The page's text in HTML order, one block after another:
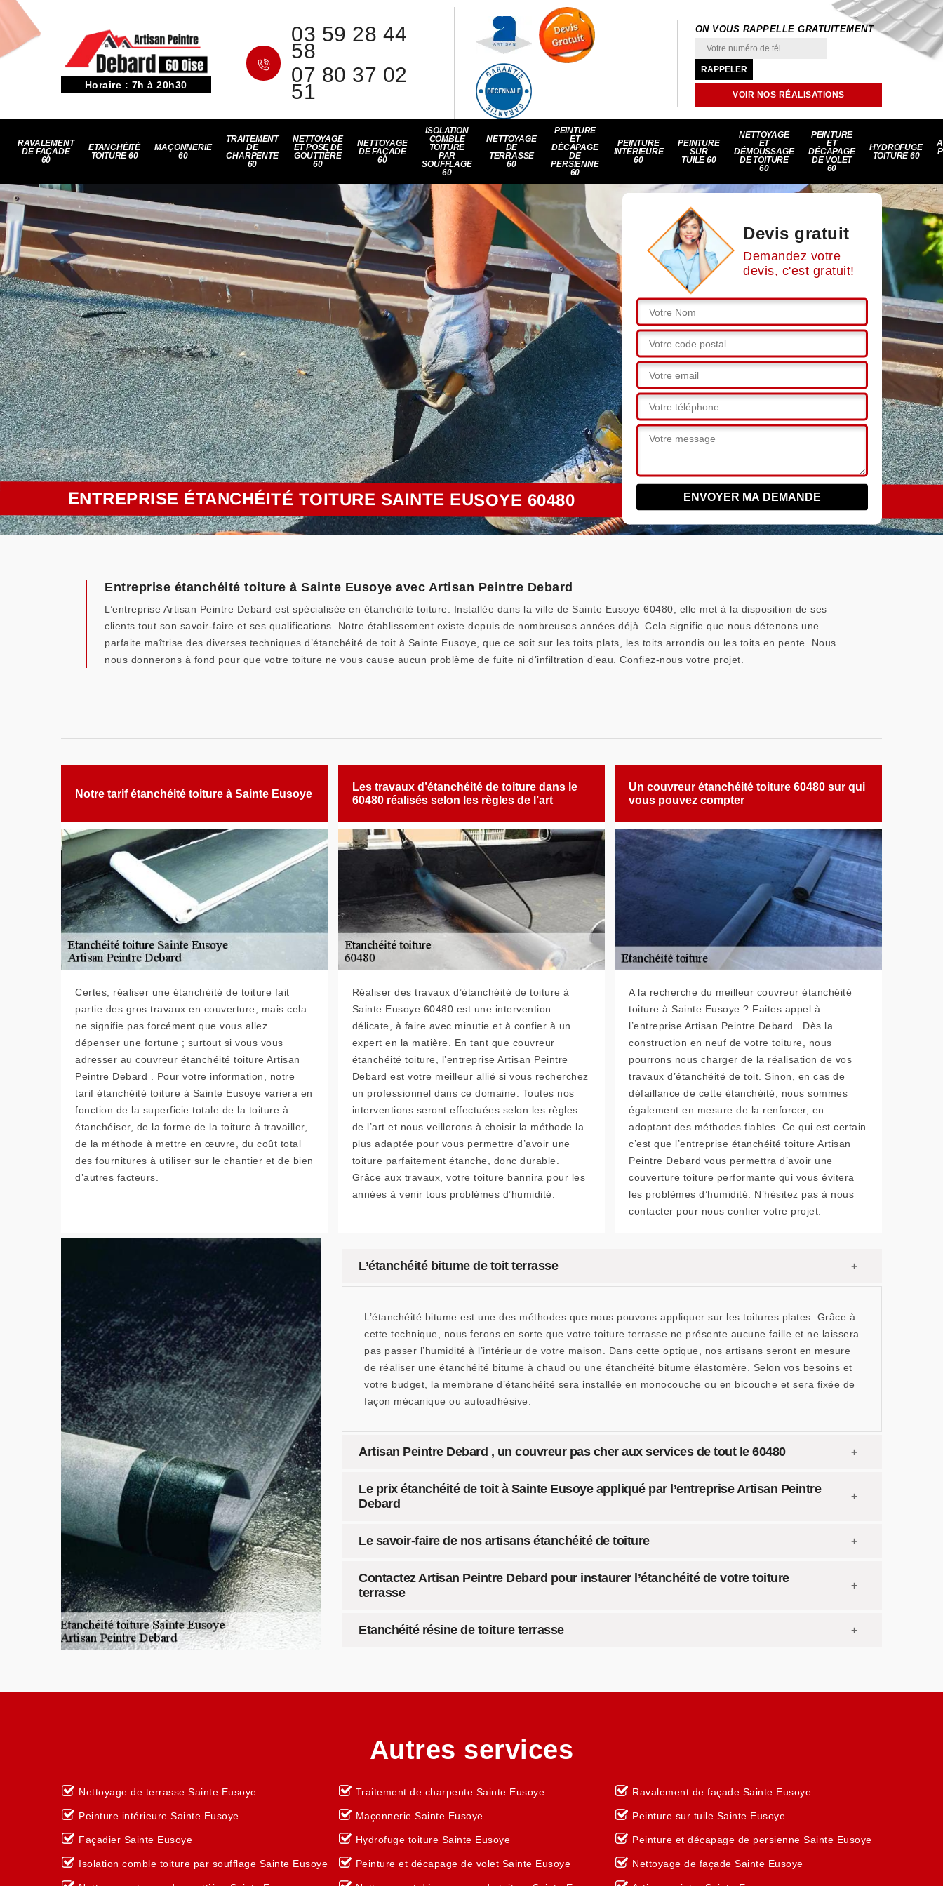
Horaire : 7h à 20h30
03 59 28 44
58
07 80 37 02
51
ON VOUS RAPPELLE GRATUITEMENT
VOIR NOS RÉALISATIONS
RAVALEMENT
DE FAÇADE
60
ETANCHÉITÉ
TOITURE 60
MAÇONNERIE
60
TRAITEMENT
DE
CHARPENTE
60
NETTOYAGE
ET POSE DE
GOUTTIÈRE
60
NETTOYAGE
DE FAÇADE
60
ISOLATION
COMBLE
TOITURE
PAR
SOUFFLAGE
60
NETTOYAGE
DE
TERRASSE
60
PEINTURE
ET
DÉCAPAGE
DE
PERSIENNE
60
PEINTURE
INTÉRIEURE
60
PEINTURE
SUR
TUILE 60
NETTOYAGE
ET
DÉMOUSSAGE
DE TOITURE
60
PEINTURE
ET
DÉCAPAGE
DE VOLET
60
HYDROFUGE
TOITURE 60
Devis gratuit
Demandez votre
devis, c'est gratuit!
ENTREPRISE ÉTANCHÉITÉ TOITURE SAINTE EUSOYE 60480
Entreprise étanchéité toiture à Sainte Eusoye avec Artisan Peintre Debard
L’entreprise Artisan Peintre Debard est spécialisée en étanchéité toiture. Installée dans la ville de Sainte Eusoye 60480, elle met à la disposition de ses
clients tout son savoir-faire et ses qualifications. Notre établissement existe depuis de nombreuses années déjà. Cela signifie que nous détenons une
parfaite maîtrise des diverses techniques d’étanchéité de toit à Sainte Eusoye, que ce soit sur les toits plats, les toits arrondis ou les toits en pente. Nous
nous donnerons à fond pour que votre toiture ne vous cause aucun problème de fuite ni d’infiltration d’eau. Confiez-nous votre projet.
Notre tarif étanchéité toiture à Sainte Eusoye
Certes, réaliser une étanchéité de toiture fait
partie des gros travaux en couverture, mais cela
ne signifie pas forcément que vous allez
dépenser une fortune ; surtout si vous vous
adresser au couvreur étanchéité toiture Artisan
Peintre Debard . Pour votre information, notre
tarif étanchéité toiture à Sainte Eusoye variera en
fonction de la superficie totale de la toiture à
étanchéiser, de la forme de la toiture à travailler,
de la méthode à mettre en œuvre, du coût total
des fournitures à utiliser sur le chantier et de bien
d’autres facteurs.
Les travaux d’étanchéité de toiture dans le
60480 réalisés selon les règles de l’art
Réaliser des travaux d’étanchéité de toiture à
Sainte Eusoye 60480 est une intervention
délicate, à faire avec minutie et à confier à un
expert en la matière. En tant que couvreur
étanchéité toiture, l’entreprise Artisan Peintre
Debard est votre meilleur allié si vous recherchez
un professionnel dans ce domaine. Toutes nos
interventions seront effectuées selon les règles
de l’art et nous veillerons à choisir la méthode la
plus adaptée pour vous permettre d’avoir une
toiture parfaitement étanche, donc durable.
Grâce aux travaux, votre toiture bannira pour les
années à venir tous problèmes d’humidité.
Un couvreur étanchéité toiture 60480 sur qui
vous pouvez compter
A la recherche du meilleur couvreur étanchéité
toiture à Sainte Eusoye ? Faites appel à
l’entreprise Artisan Peintre Debard . Dès la
construction en neuf de votre toiture, nous
pourrons nous charger de la réalisation de vos
travaux d’étanchéité de toit. Sinon, en cas de
défaillance de cette étanchéité, nous sommes
également en mesure de la renforcer, en
adoptant des méthodes fiables. Ce qui est certain
c’est que l’entreprise étanchéité toiture Artisan
Peintre Debard vous permettra d’avoir une
couverture toiture performante qui vous évitera
les problèmes d’humidité. N’hésitez pas à nous
contacter pour nous confier votre projet.
L’étanchéité bitume de toit terrasse
L’étanchéité bitume est une des méthodes que nous pouvons appliquer sur les toitures plates. Grâce à
cette technique, nous ferons en sorte que votre toiture terrasse ne présente aucune faille et ne laissera
pas passer l’humidité à l’intérieur de votre maison. Dans cette optique, nos artisans seront en mesure
de réaliser une étanchéité bitume à chaud ou une étanchéité bitume élastomère. Selon vos besoins et
votre budget, la membrane d’étanchéité sera installée en monocouche ou en bicouche et sera fixée de
façon mécanique ou autoadhésive.
Artisan Peintre Debard , un couvreur pas cher aux services de tout le 60480
Le prix étanchéité de toit à Sainte Eusoye appliqué par l’entreprise Artisan Peintre
Debard
Le savoir-faire de nos artisans étanchéité de toiture
Contactez Artisan Peintre Debard pour instaurer l’étanchéité de votre toiture
terrasse
Etanchéité résine de toiture terrasse
Autres services
Nettoyage de terrasse Sainte Eusoye
Peinture intérieure Sainte Eusoye
Façadier Sainte Eusoye
Isolation comble toiture par soufflage Sainte Eusoye
Traitement de charpente Sainte Eusoye
Maçonnerie Sainte Eusoye
Hydrofuge toiture Sainte Eusoye
Peinture et décapage de volet Sainte Eusoye
Ravalement de façade Sainte Eusoye
Peinture sur tuile Sainte Eusoye
Peinture et décapage de persienne Sainte Eusoye
Nettoyage de façade Sainte Eusoye